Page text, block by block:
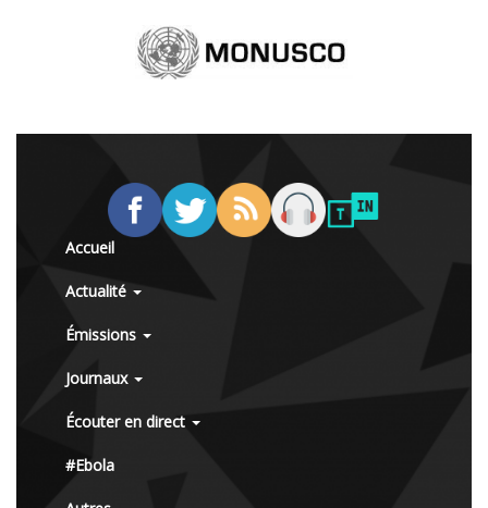
Accueil
Actualité
Émissions
Journaux
Écouter en direct
#Ebola